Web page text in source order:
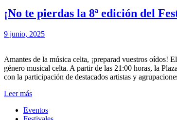
¡No te pierdas la 8ª edición del
9 junio, 2025
Amantes de la música celta, ¡preparad vuestros oídos!
género musical celta. A partir de las 21:00 horas, la
con la participación de destacados artistas y
Leer más
Eventos